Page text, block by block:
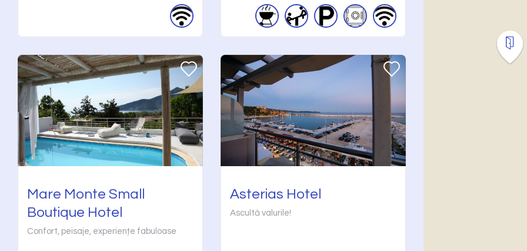
Mare Monte Small
Boutique Hotel
Confort, peisaje, experiențe fabuloase
Asterias Hotel
Ascultă valurile!